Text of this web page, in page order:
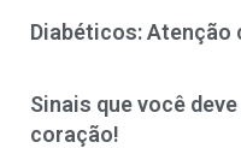
Diabéticos: Atenção
Sinais que você
coração!